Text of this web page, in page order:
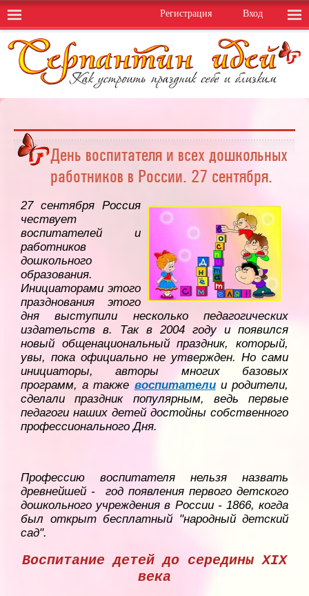
Вход
Регистрация
День воспитателя и всех дошкольных
работников в России. 27 сентября.
27 сентября Россия
чествует
воспитателей и
работников
дошкольного
образования.
Инициаторами этого
празднования этого
дня выступили несколько педагогических
издательств в. Так в 2004 году и появился
новый общенациональный праздник, который,
увы, пока официально не утвержден. Но сами
инициаторы, авторы многих базовых
программ, а также воспитателии родители,
сделали праздник популярным, ведь первые
педагоги наших детей достойны собственного
профессионального Дня.
Профессию воспитателя нельзя назвать
древнейшей - год появления первого детского
дошкольного учреждения в России - 1866, когда
был открыт бесплатный "народный детский
сад".
Воспитание детей до середины XIX
века